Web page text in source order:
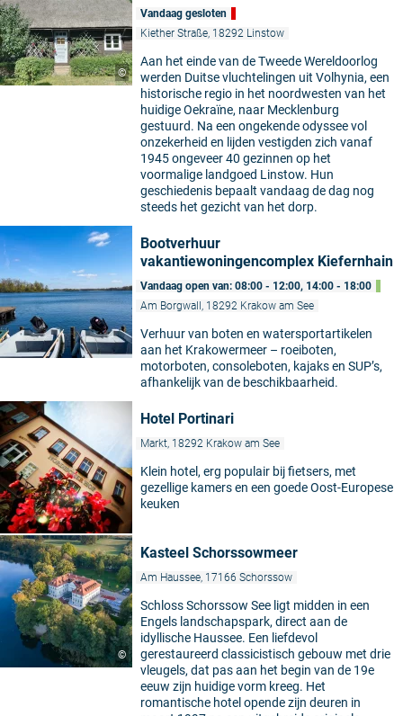
©
Vandaag gesloten
Kiether Straße, 18292 Linstow
Aan het einde van de Tweede Wereldoorlog
werden Duitse vluchtelingen uit Volhynia, een
historische regio in het noordwesten van het
huidige Oekraïne, naar Mecklenburg
gestuurd. Na een ongekende odyssee vol
onzekerheid en lijden vestigden zich vanaf
1945 ongeveer 40 gezinnen op het
voormalige landgoed Linstow. Hun
geschiedenis bepaalt vandaag de dag nog
steeds het gezicht van het dorp.
Bootverhuur
vakantiewoningencomplex Kiefernhain
Vandaag open van: 08:00 - 12:00, 14:00 - 18:00
Am Borgwall, 18292 Krakow am See
Verhuur van boten en watersportartikelen
aan het Krakowermeer – roeiboten,
motorboten, consoleboten, kajaks en SUP’s,
afhankelijk van de beschikbaarheid.
Hotel Portinari
Markt, 18292 Krakow am See
Klein hotel, erg populair bij fietsers, met
gezellige kamers en een goede Oost-Europese
keuken
©
Kasteel Schorssowmeer
Am Haussee, 17166 Schorssow
Schloss Schorssow See ligt midden in een
Engels landschapspark, direct aan de
idyllische Haussee. Een liefdevol
gerestaureerd classicistisch gebouw met drie
vleugels, dat pas aan het begin van de 19e
eeuw zijn huidige vorm kreeg. Het
romantische hotel opende zijn deuren in